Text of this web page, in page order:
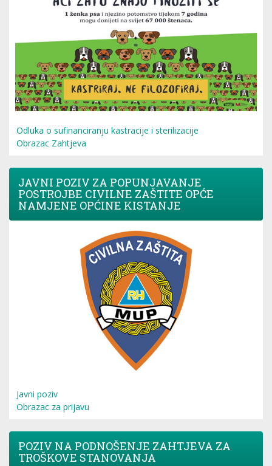
Odluka o sufinanciranju kastracije i sterilizacije
Obrazac Zahtjeva
JAVNI POZIV ZA POPUNJAVANJE
POSTROJBE CIVILNE ZAŠTITE OPĆE
NAMJENE OPĆINE KISTANJE
Javni poziv
Obrazac za prijavu
POZIV NA PODNOŠENJE ZAHTJEVA ZA
TROŠKOVE STANOVANJA